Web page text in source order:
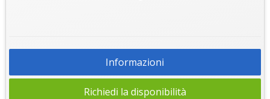
Informazioni
Richiedi la disponibilità